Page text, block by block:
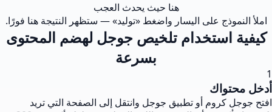
هنا حيث يحدث العجب
املأ النموذج على اليسار واضغط «توليد» — ستظهر النتيجة هنا فورًا.
كيفية استخدام تلخيص جوجل لهضم المحتوى
بسرعة
1
أدخل محتواك
افتح جوجل كروم أو تطبيق جوجل وانتقل إلى الصفحة التي تريد